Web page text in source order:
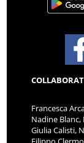
Francesca
Nadine
Giulia Calisti,